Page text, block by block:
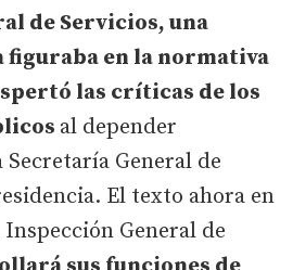
de Servicios, una
figuraba en la normativa
las críticas de los
al depender
General de
El texto ahora en
General de